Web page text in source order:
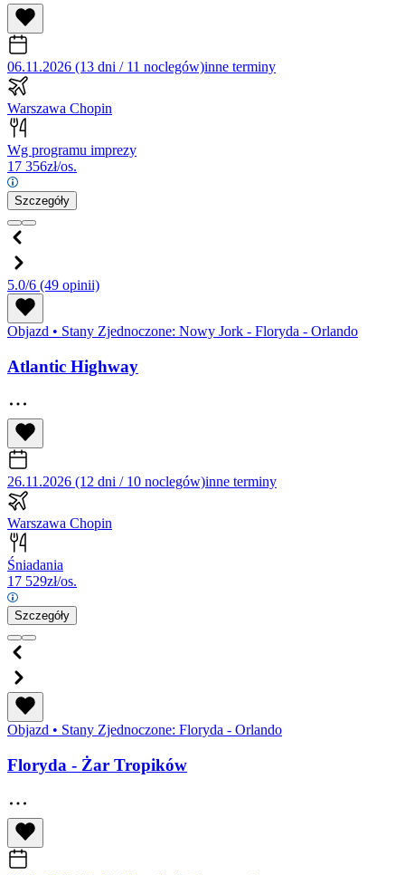
06.11.2026 (13 dni / 11 noclegów)inne terminy
Warszawa Chopin
Wg programu imprezy
17 356zł/os.
Szczegóły
5.0/6 (49 opinii)
Objazd • Stany Zjednoczone: Nowy Jork - Floryda - Orlando
Atlantic Highway
26.11.2026 (12 dni / 10 noclegów)inne terminy
Warszawa Chopin
Śniadania
17 529zł/os.
Szczegóły
Objazd • Stany Zjednoczone: Floryda - Orlando
Floryda - Żar Tropików